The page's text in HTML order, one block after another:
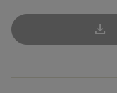
download